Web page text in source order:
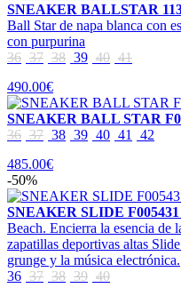
SNEAKER BALLSTAR
Ball Star de napa blanca con
con purpurina
36 37 38 39 40 41
490.00€
SNEAKER BALL STAR
36 37 38 39 40 41
42
485.00€
-50%
SNEAKER SLIDE F005431
Beach. Encierra la esencia de
zapatillas deportivas altas
grunge y la música electrónica.
36 37 38 39 40